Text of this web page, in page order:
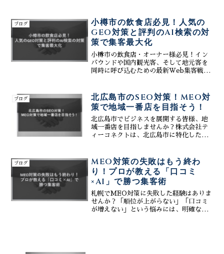
解説。導入店の実績に基づく成功法則を
余すことなく公開します...
ブログ
小樽市の飲食店必見！人気の
GEO対策と評判のAI検索の対
策で集客最大化
小樽市の飲食店・オーナー様必見！イン
バウンドや国内観光客、そして地元客を
同時に呼び込むための最新Web集客戦略
は、生成AIを活用した最新のSEO・
MEO・GEO対策を駆使し、Googleマッ
プや最新のAI回答において貴店が「選ば
れる理由」を構築。運用負担を極限まで
減らす簡単操作ツールと、デザイン性に
優れたホームページ制作で、小樽の激戦
たデジタルマーケティングで、予約と来
店を劇的に増やしましょう
ブログ
北広島市のSEO対策！MEO対
策で地域一番店を目指そう！
北広島市でビジネスを展開する皆様、地
域一番店を目指しませんか？株式会社テ
ィーコネクトは、北広島市に特化した
エンジン最適化(SEO)とGoogleマップ
エンジン最適化...
ブログ
MEO対策の失敗はもう終わ
り！プロが教える「口コミ
×AI」で勝つ集客術
札幌でMEO対策に失敗した経験はありま
せんか？「順位が上がらない」「口コミ
が増えない」という悩みには、明確な原